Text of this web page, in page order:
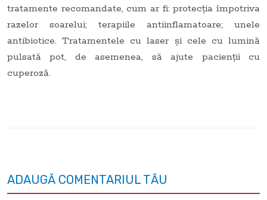
tratamente recomandate, cum ar fi: protecția împotriva
razelor soarelui; terapiile antiinflamatoare; unele
antibiotice. Tratamentele cu laser și cele cu lumină
pulsată pot, de asemenea, să ajute pacienții cu
cuperoză.
ADAUGĂ COMENTARIUL TĂU